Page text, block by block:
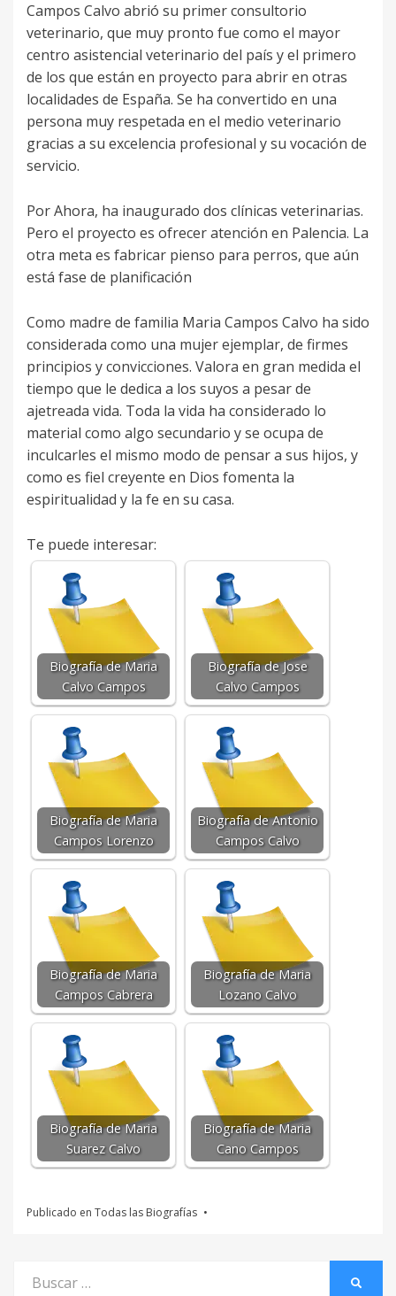
Campos Calvo abrió su primer consultorio
veterinario, que muy pronto fue como el mayor
centro asistencial veterinario del país y el primero
de los que están en proyecto para abrir en otras
localidades de España. Se ha convertido en una
persona muy respetada en el medio veterinario
gracias a su excelencia profesional y su vocación de
servicio.
Por Ahora, ha inaugurado dos clínicas veterinarias.
Pero el proyecto es ofrecer atención en Palencia. La
otra meta es fabricar pienso para perros, que aún
está fase de planificación
Como madre de familia Maria Campos Calvo ha sido
considerada como una mujer ejemplar, de firmes
principios y convicciones. Valora en gran medida el
tiempo que le dedica a los suyos a pesar de
ajetreada vida. Toda la vida ha considerado lo
material como algo secundario y se ocupa de
inculcarles el mismo modo de pensar a sus hijos, y
como es fiel creyente en Dios fomenta la
espiritualidad y la fe en su casa.
Te puede interesar:
Biografía de Maria
Calvo Campos
Biografía de Jose
Calvo Campos
Biografía de Maria
Campos Lorenzo
Biografía de Antonio
Campos Calvo
Biografía de Maria
Campos Cabrera
Biografía de Maria
Lozano Calvo
Biografía de Maria
Suarez Calvo
Biografía de Maria
Cano Campos
Publicado en Todas las Biografías